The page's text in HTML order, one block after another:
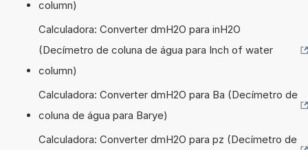
column)
Calculadora: Converter dmH2O para inH2O
(Decímetro de coluna de água para Inch of water
column)
Calculadora: Converter dmH2O para Ba (Decímetro de
coluna de água para Barye)
Calculadora: Converter dmH2O para pz (Decímetro de